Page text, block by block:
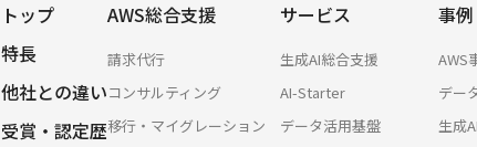
トップ
特長
他社との違い
受賞・認定歴
AWS総合支援
請求代行
コンサルティング
移行・マイグレーション
サービス
生成AI総合支援
AI-Starter
データ活用基盤
事例
AWS
デー
生成